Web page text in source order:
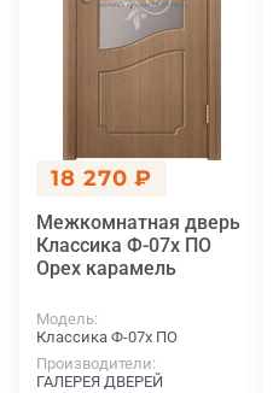
18 270 ₽
Межкомнатная дверь
Классика Ф-07х ПО
Орех карамель
Модель
Классика Ф-07х ПО
Производители
ГАЛЕРЕЯ ДВЕРЕЙ